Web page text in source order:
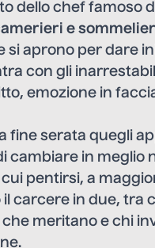
dello chef famoso
e sommelier
si aprono per dare
con gli
emozione in
fine serata quegli
cambiare in meglio
pentirsi, a
carcere in due, tra
meritano e chi